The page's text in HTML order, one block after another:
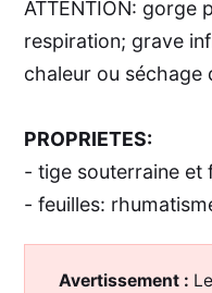
ATTENTION: gorge
respiration; grave
chaleur ou séchage
PROPRIETES:
- tige souterraine et
- feuilles:
Avertissement :